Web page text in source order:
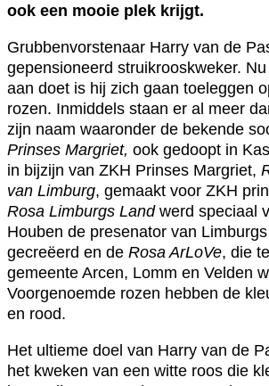
ook een mooie plek krijgt.
Grubbenvorstenaar Harry van de
gepensioneerd struikrooskweker.
aan doet is hij zich gaan toeleggen
rozen. Inmiddels staan er al meer
zijn naam waaronder de bekende
Prinses Margriet, ook gedoopt in
in bijzijn van ZKH Prinses Margriet,
van Limburg, gemaakt voor ZKH
Rosa Limburgs Landwerd speciaal
Houben de presenator van
gecreëerd en de Rosa ArLoVe, die
gemeente Arcen, Lomm en Velden
Voorgenoemde rozen hebben de
en rood.
Het ultieme doel van Harry van de
het kweken van een witte roos die